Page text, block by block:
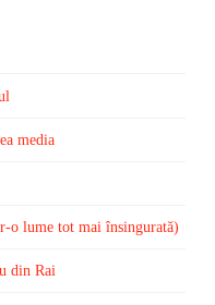
media
o lume tot mai însingurată)
din Rai